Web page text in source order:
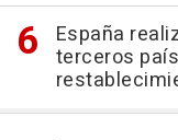
España
terceros